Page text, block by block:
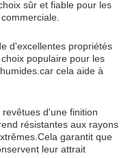
sûr et fiable pour les
d'excellentes propriétés
populaire pour les
cela aide à
d'une finition
résistantes aux rayons
garantit que
leur attrait